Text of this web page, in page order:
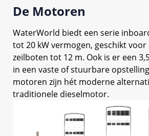
De Motoren
WaterWorld biedt een serie
tot 20 kW vermogen, geschikt
zeilboten tot 12 m. Ook is er een
in een vaste of stuurbare
motoren zijn hét moderne
traditionele dieselmotor.